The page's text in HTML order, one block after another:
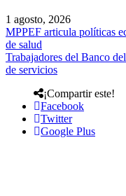
1 agosto, 2026
MPPEF articula políticas
de salud
Trabajadores del Banco
de servicios
¡Compartir este!
Facebook
Twitter
Google Plus